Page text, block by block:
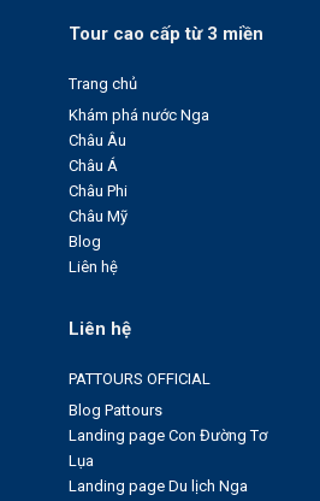
Tour cao cấp từ 3 miền
Trang chủ
Khám phá nước Nga
Châu Âu
Châu Á
Châu Phi
Châu Mỹ
Blog
Liên hệ
Liên hệ
PATTOURS OFFICIAL
Blog Pattours
Landing page Con Đường Tơ
Lụa
Landing page Du lịch Nga